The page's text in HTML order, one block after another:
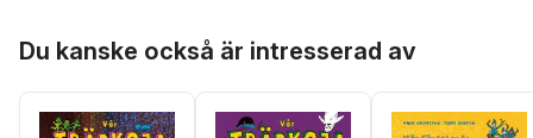
Du kanske också är intresserad av